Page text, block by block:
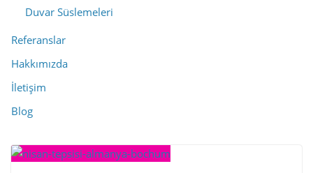
Duvar Süslemeleri
Referanslar
Hakkımızda
İletişim
Blog